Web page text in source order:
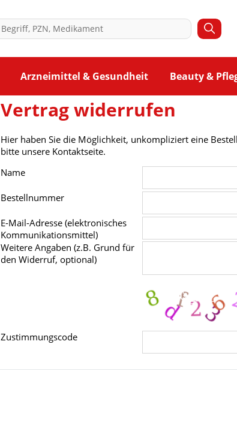
Arzneimittel & Gesundheit Beauty &
Vertrag widerrufen
Hier haben Sie die Möglichkeit, unkompliziert eine
bitte unsere Kontaktseite.
Name
Bestellnummer
E-Mail-Adresse (elektronisches
Kommunikationsmittel)
Weitere Angaben (z.B. Grund für
den Widerruf, optional)
Zustimmungscode